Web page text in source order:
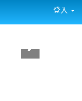
登入